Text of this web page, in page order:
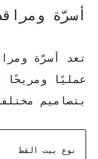
أسرّة
تعد أسرّة
عمليًا ومريحًا
بتصاميم
نوع بيت القط